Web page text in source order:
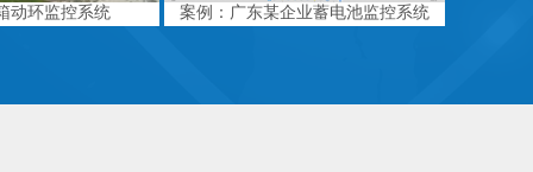
动环监控系统 案例：广东某企业蓄电池监控系统